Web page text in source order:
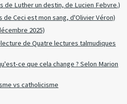
de Luther un destin, de Lucien Febvre.)
Ceci est mon sang, d'Olivier Véron)
2025)
de Quatre lectures talmudiques
ce que cela change ? Selon Marion
vs catholicisme